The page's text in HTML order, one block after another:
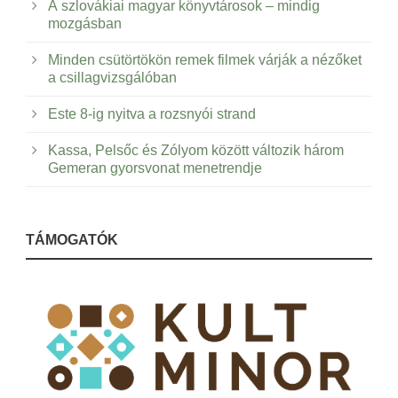
A szlovákiai magyar könyvtárosok – mindig
mozgásban
Minden csütörtökön remek filmek várják a nézőket
a csillagvizsgálóban
Este 8-ig nyitva a rozsnyói strand
Kassa, Pelsőc és Zólyom között változik három
Gemeran gyorsvonat menetrendje
TÁMOGATÓK